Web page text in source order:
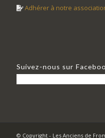
Adhérer à notre
Suivez-nous sur
© Copyright - Les Anciens de